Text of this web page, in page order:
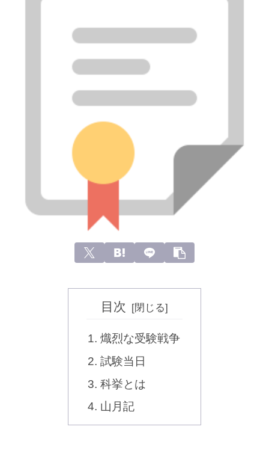
目次
熾烈な受験戦争
試験当日
科挙とは
山月記